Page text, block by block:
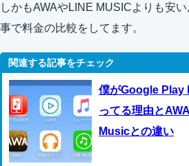
しかもAWAやLINE MUSICよりも安
事で料金の比較をしてます。
僕がGoogle Play
ってる理由と
Musicとの違い